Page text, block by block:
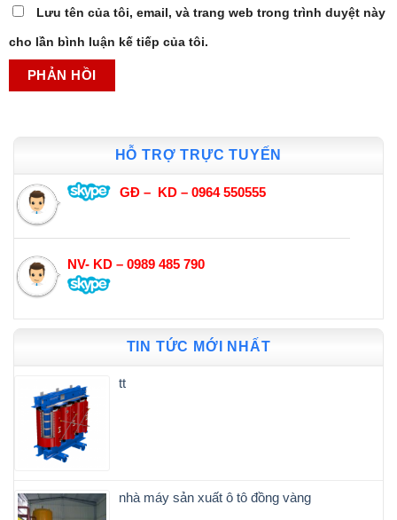
Lưu tên của tôi, email, và trang web trong trình duyệt này
cho lần bình luận kế tiếp của tôi.
HỖ TRỢ TRỰC TUYẾN
GĐ – KD – 0964 550555
NV- KD – 0989 485 790
TIN TỨC MỚI NHẤT
tt
nhà máy sản xuất ô tô đồng vàng